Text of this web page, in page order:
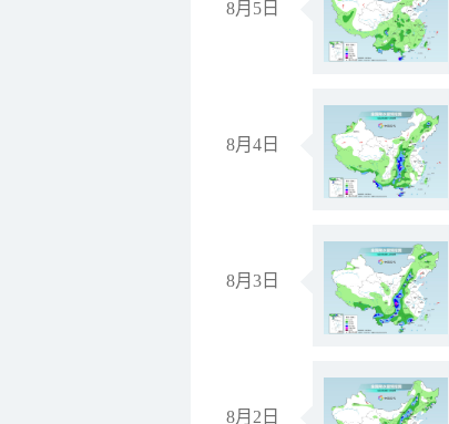
8月5日
8月4日
8月3日
8月2日